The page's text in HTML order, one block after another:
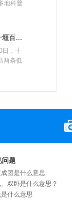
地科普
竹山至十堰宜昌航线|十堰旅行社|十堰百分佰国际旅行社
日，十
两条低
问题
团是什么意思
双卧是什么意思？
什么意思